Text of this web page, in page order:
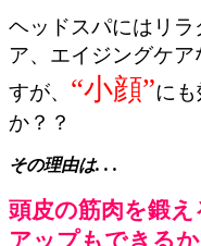
ヘッドスパにはリ
ア、エイジングケ
すが、 “小顔”に
か？？
その理由は. . .
頭皮の筋肉を鍛
アップもできる